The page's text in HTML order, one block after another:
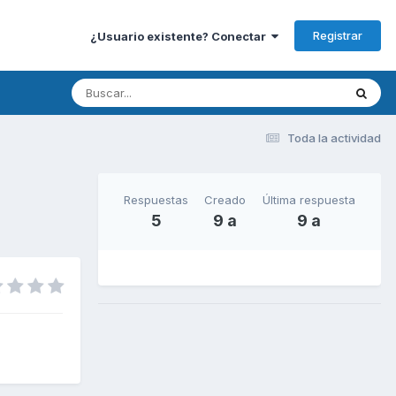
¿Usuario existente? Conectar Registrar
Toda la actividad
Respuestas
5
Creado
9 a
Última respuesta
9 a